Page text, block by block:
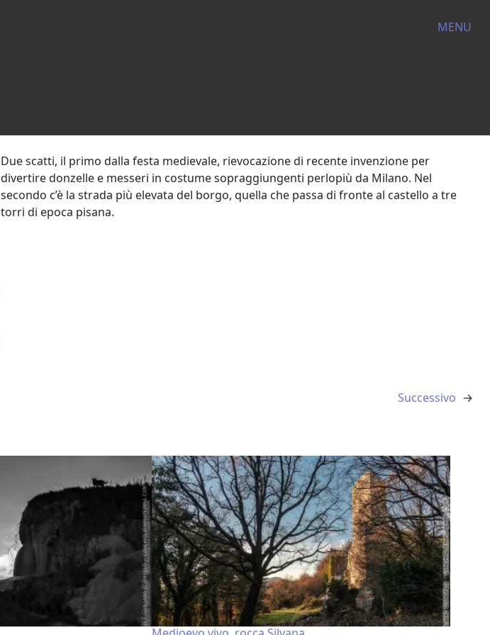
MENU
Due scatti, il primo dalla festa medievale, rievocazione di recente invenzione per
divertire donzelle e messeri in costume sopraggiungenti perlopiù da Milano. Nel
secondo c’è la strada più elevata del borgo, quella che passa di fronte al castello a tre
torri di epoca pisana.
Successivo →